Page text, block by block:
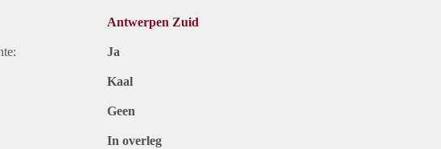
Antwerpen Zuid
Ja
Kaal
Geen
In overleg